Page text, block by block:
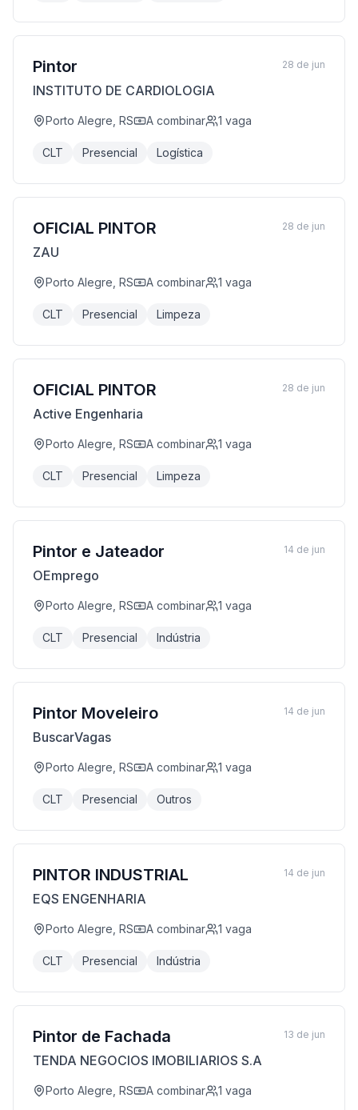
Pintor
INSTITUTO DE CARDIOLOGIA
Porto Alegre, RS A combinar 1 vaga
CLT Presencial Logística
28 de jun
OFICIAL PINTOR
ZAU
Porto Alegre, RS A combinar 1 vaga
CLT Presencial Limpeza
28 de jun
OFICIAL PINTOR
Active Engenharia
Porto Alegre, RS A combinar 1 vaga
CLT Presencial Limpeza
28 de jun
Pintor e Jateador
OEmprego
Porto Alegre, RS A combinar 1 vaga
CLT Presencial Indústria
14 de jun
Pintor Moveleiro
BuscarVagas
Porto Alegre, RS A combinar 1 vaga
CLT Presencial Outros
14 de jun
PINTOR INDUSTRIAL
EQS ENGENHARIA
Porto Alegre, RS A combinar 1 vaga
CLT Presencial Indústria
14 de jun
Pintor de Fachada
TENDA NEGOCIOS IMOBILIARIOS S.A
Porto Alegre, RS A combinar 1 vaga
13 de jun